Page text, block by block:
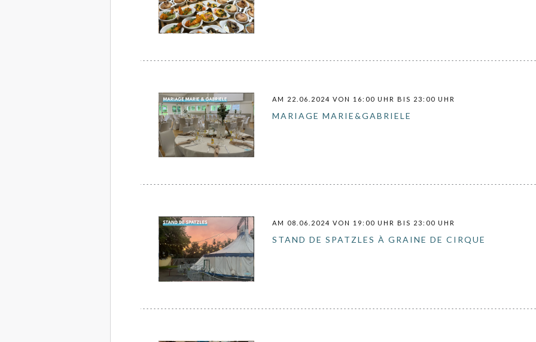
AM 22.06.2024 VON 16:00 UHR BIS 23:00 UHR
MARIAGE MARIE&GABRIELE
AM 08.06.2024 VON 19:00 UHR BIS 23:00 UHR
STAND DE SPATZLES À GRAINE DE CIRQUE